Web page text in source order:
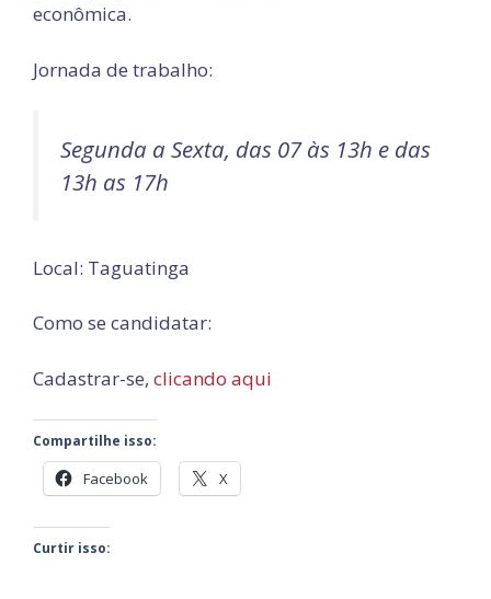
econômica.
Jornada de trabalho:
Segunda a Sexta, das 07 às 13h e das
13h as 17h
Local: Taguatinga
Como se candidatar:
Cadastrar-se, clicando aqui
Compartilhe isso:
Facebook X
Curtir isso: